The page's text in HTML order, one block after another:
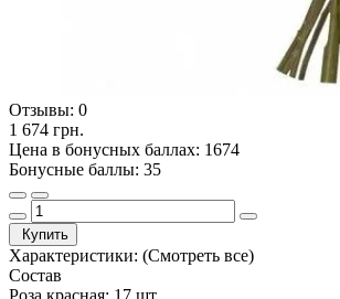
Отзывы: 0
1 674 грн.
Цена в бонусных баллах: 1674
Бонусные баллы: 35
Купить
Характеристики: (Смотреть все)
Состав
Роза красная: 17 шт.